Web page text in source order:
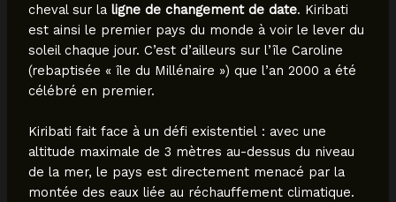
cheval sur la ligne de changement de date. Kiribati
est ainsi le premier pays du monde à voir le lever du
soleil chaque jour. C’est d’ailleurs sur l’île Caroline
(rebaptisée « île du Millénaire ») que l’an 2000 a été
célébré en premier.
Kiribati fait face à un défi existentiel : avec une
altitude maximale de 3 mètres au-dessus du niveau
de la mer, le pays est directement menacé par la
montée des eaux liée au réchauffement climatique.